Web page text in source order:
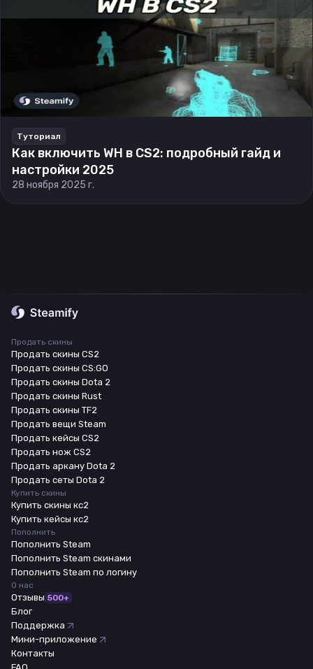
Туториал
Как включить WH в CS2: подробный гайд и
настройки 2025
28 ноября 2025 г.
Продать скины
Продать скины CS2
Продать скины CS:GO
Продать скины Dota 2
Продать скины Rust
Продать скины TF2
Продать вещи Steam
Продать кейсы CS2
Продать нож CS2
Продать аркану Dota 2
Продать сеты Dota 2
Купить скины
Купить скины кс2
Купить кейсы кс2
Пополнить
Пополнить Steam
Пополнить Steam скинами
Пополнить Steam по логину
О нас
Отзывы 500+
Блог
Поддержка
Мини-приложение
Контакты